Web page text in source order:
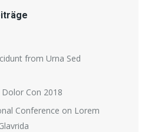
from Urna Sed
Con 2018
Conference on Lorem